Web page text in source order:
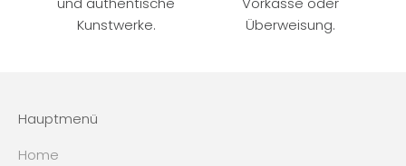
Kunstwerke.
Überweisung.
Hauptmenü
Home